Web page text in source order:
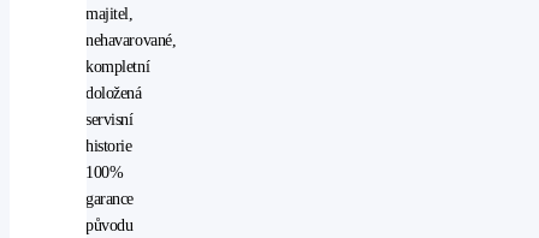
majitel,
nehavarované,
kompletní
doložená
servisní
historie
100%
garance
původu